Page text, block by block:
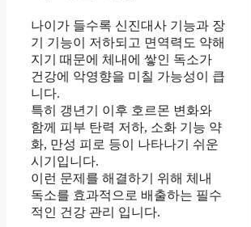
나이가 들수록 신진대사 기능과 장
기 기능이 저하되고 면역력도 약해
지기 때문에 체내에 쌓인 독소가
건강에 악영향을 미칠 가능성이 큽
니다.
특히 갱년기 이후 호르몬 변화와
함께 피부 탄력 저하, 소화 기능 약
화, 만성 피로 등이 나타나기 쉬운
시기입니다.
이런 문제를 해결하기 위해 체내
독소를 효과적으로 배출하는 필수
적인 건강 관리 입니다.